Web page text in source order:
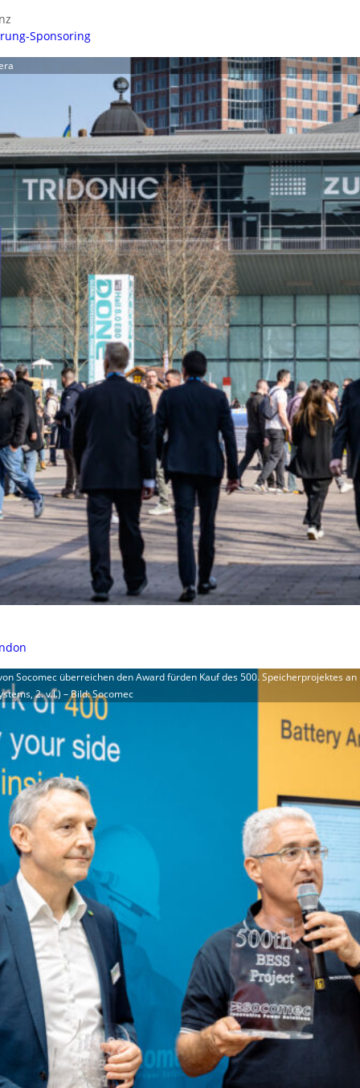
Sponsoring
Socomec überreichen den Award fürden Kauf des 500. Speicherprojektes
2. v.l.) – Bild: Socomec